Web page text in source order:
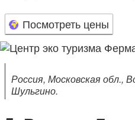
Посмотреть цены
Россия, Московская обл.,
Шульгино.